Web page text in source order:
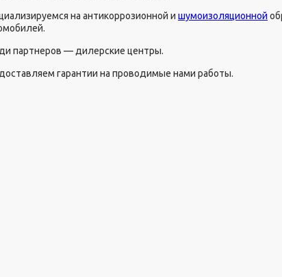
на антикоррозионной и шумоизоляционной
партнеров — дилерские центры.
гарантии на проводимые нами работы.